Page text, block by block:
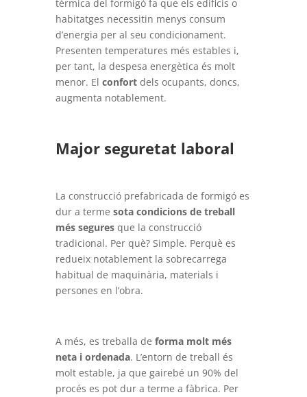
tèrmica del formigó fa que els edificis o
habitatges necessitin menys consum
d’energia per al seu condicionament.
Presenten temperatures més estables i,
per tant, la despesa energètica és molt
menor. El confortdels ocupants, doncs,
augmenta notablement.
Major seguretat laboral
La construcció prefabricada de formigó es
dur a terme sota condicions de treball
més seguresque la construcció
tradicional. Per què? Simple. Perquè es
redueix notablement la sobrecarrega
habitual de maquinària, materials i
persones en l’obra.
A més, es treballa de forma molt més
neta i ordenada. L’entorn de treball és
molt estable, ja que gairebé un 90% del
procés es pot dur a terme a fàbrica. Per